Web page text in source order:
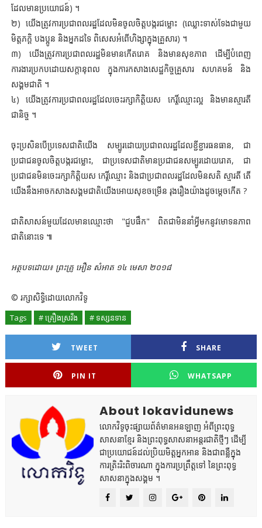
ដែលមានប្រយោជន៍) ។
២) យើងត្រូវការប្រជាពលរដ្ឋដែលមិនចូលចិត្តបង្ករជម្លោះ (ឈ្លោះទាស់ទែងជាមួយ
មិត្តភក្តិ បងប្អូន និងអ្នកដទៃ ពិសេសអំពើហិង្សាក្នុងគ្រួសារ) ។
៣) យើងត្រូវការប្រជាពលរដ្ឋមិនមានកើតរោគ និងមានសុខភាព ដើម្បីបំពេញ
ការងារប្រកបដោយសក្តានុពល ក្នុងការកសាងសេដ្ឋកិច្ចគ្រួសារ សហគមន៍ និង
សង្គមជាតិ ។
៤) យើងត្រូវការប្រជាពលរដ្ឋដែលចេះរក្សាកិត្តិយស កេរ្តិ៍ឈ្មោះល្អ និងមានស្មារតី
ជានិច្ច ។
ចុះប្រសិនបើប្រទេសជាតិយើង សម្បូរដោយប្រជាពលរដ្ឋដែលខ្ជីខ្ជារធនធាន, ជា
ប្រជាជនចូលចិត្តបង្ករជម្លោះ, ជាប្រទេសជាតិមានប្រជាជនសម្បូរដោយរោគ, ជា
ប្រជាជនមិនចេះរក្សាកិត្តិយស កេរ្តិ៍ឈ្មោះ និងជាប្រជាពលរដ្ឋដែលមិនសតិ ស្មារតី តើ
យើងនឹងអាចកសាងសង្គមជាតិយើងអោយសុខចម្រើន រុងរឿងយ៉ាងដូចម្តេចកើត ?
ជាតិសាសន៍មួយដែលមានឈ្មោះថា "ជួបផឹក" ពិតជាមិននាំអ្វីមកនូវមោទនភាព
ជាតិនោះទេ ៕
អត្ថបទដោយ៖ ព្រះគ្រូ អឿន សំអាត ១៤ មេសា ២០១៨
© រក្សាសិទ្ធិដោយលោកវិទូ
Tags # គ្រឿងស្រវឹង # ទស្សនទាន
TWEET SHARE
PIN IT WHATSAPP
About lokavidunews
លោកវិទូចុះផ្សាយព័ត៌មានអនឡាញ អំពីព្រះពុទ្ធ
សាសនាខ្មែរ និងព្រះពុទ្ធសាសនាអន្តរជាតិថ្មីៗ ដើម្បី
ជាប្រយោជន៍ដល់ប្រិយមិត្តអ្នកអាន និងជាពន្លឺក្នុង
ការត្រិះរិះពិចារណា ក្នុងការប្រព្រឹត្តទៅ នៃព្រះពុទ្ធ
សាសនាក្នុងសង្គម ។